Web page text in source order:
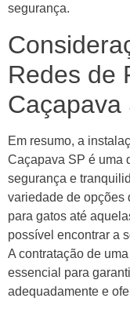
segurança.
Redes de
Caçapava
Em resumo, a
Caçapava SP é uma
segurança e
variedade de opções
para gatos até
possível encontrar a
A contratação de
essencial para
adequadamente e